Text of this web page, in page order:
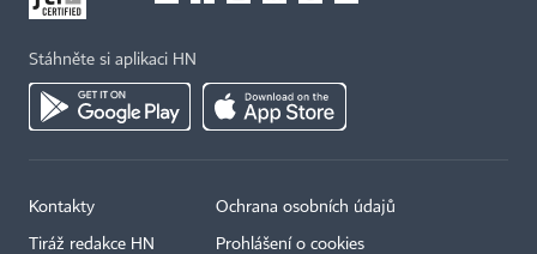
Stáhněte si aplikaci HN
Kontakty
Tiráž redakce HN
Ochrana osobních údajů
Prohlášení o cookies